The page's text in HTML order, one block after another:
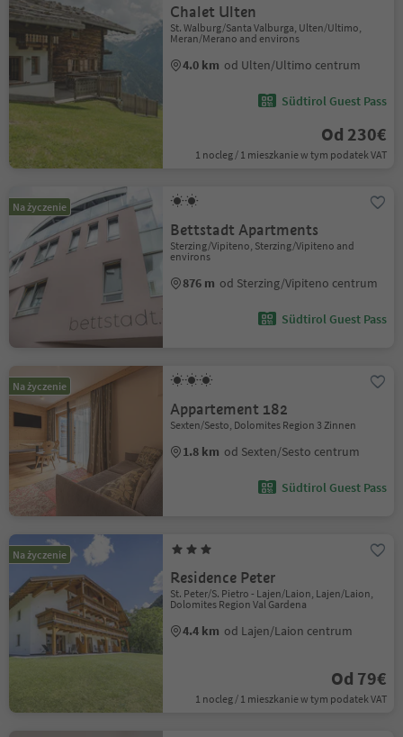
Chalet Ulten
St. Walburg/Santa Valburga, Ulten/Ultimo,
Meran/Merano and environs
4.0 km od Ulten/Ultimo centrum
Südtirol Guest Pass
Od 230€
1 nocleg / 1 mieszkanie w tym podatek VAT
Na życzenie
Bettstadt Apartments
Sterzing/Vipiteno, Sterzing/Vipiteno and
environs
876 m od Sterzing/Vipiteno centrum
Südtirol Guest Pass
Na życzenie
Appartement 182
Sexten/Sesto, Dolomites Region 3 Zinnen
1.8 km od Sexten/Sesto centrum
Südtirol Guest Pass
Na życzenie
Residence Peter
St. Peter/S. Pietro - Lajen/Laion, Lajen/Laion,
Dolomites Region Val Gardena
4.4 km od Lajen/Laion centrum
Od 79€
1 nocleg / 1 mieszkanie w tym podatek VAT